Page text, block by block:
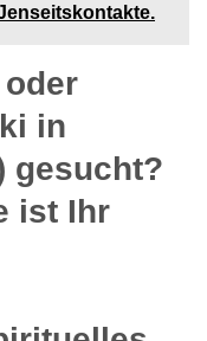
in
gesucht?
ist Ihr